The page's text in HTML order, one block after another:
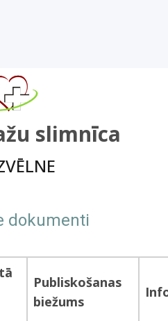
slimnīca
dokumenti
Publiskošanas
biežums